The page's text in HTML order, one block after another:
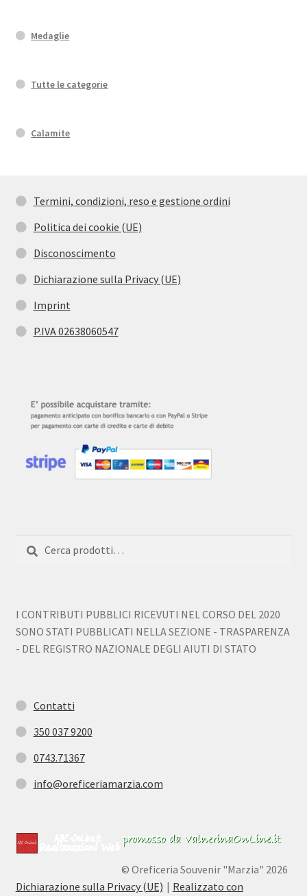
Medaglie
Tutte le categorie
Calamite
Termini, condizioni, reso e gestione ordini
Politica dei cookie (UE)
Disconoscimento
Dichiarazione sulla Privacy (UE)
Imprint
P.IVA 02638060547
Cerca:
Cerca
I CONTRIBUTI PUBBLICI RICEVUTI NEL CORSO DEL 2020
SONO STATI PUBBLICATI NELLA SEZIONE - TRASPARENZA
- DEL REGISTRO NAZIONALE DEGLI AIUTI DI STATO
Contatti
350 037 9200
0743.71367
info@oreficeriamarzia.com
© Oreficeria Souvenir "Marzia" 2026
Dichiarazione sulla Privacy (UE)
Realizzato con